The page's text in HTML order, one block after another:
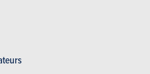
attributs sportifs. Ce n'est pas sans
comme une soupe sans sel. Toutefois, ne